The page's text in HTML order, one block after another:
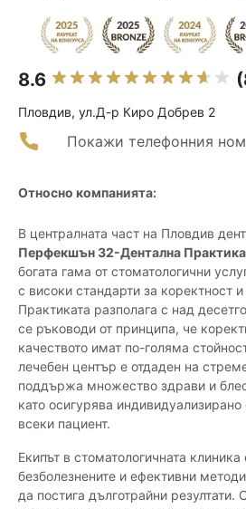
8.6
Пловдив, ул.Д-р Киро Добрев 2
Покажи телефонния
Относно компанията:
В централната част на Пловдив
Перфекшън 32-Дентална Практика
богата гама от стоматологични
с високи стандарти за коректност
Практиката разполага с над
се ръководи от принципа, че
качеството имат по-голяма
лечебен център е отдаден на
поддържа множество здрави и
като осигурява
всеки пациент.
Екипът в стоматологичната
безболезнените и ефективни
да постига дълготрайни резултати.